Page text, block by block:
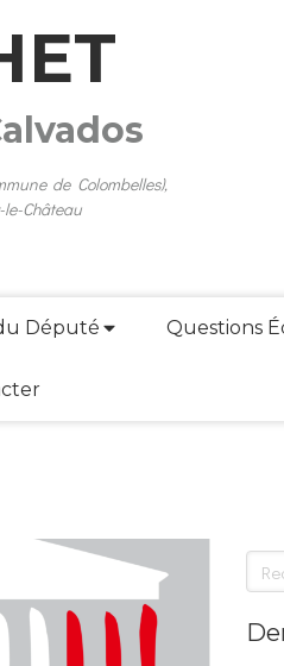
de Colombelles),
Château
Député Questions